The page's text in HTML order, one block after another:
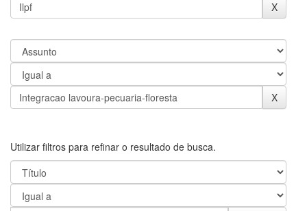
Utilizar filtros para refinar o resultado de busca.